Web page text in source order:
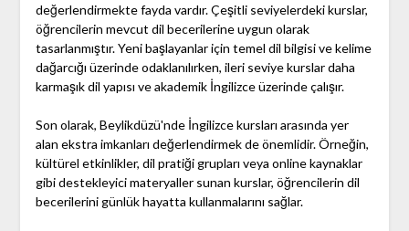
değerlendirmekte fayda vardır. Çeşitli seviyelerdeki kurslar,
öğrencilerin mevcut dil becerilerine uygun olarak
tasarlanmıştır. Yeni başlayanlar için temel dil bilgisi ve kelime
dağarcığı üzerinde odaklanılırken, ileri seviye kurslar daha
karmaşık dil yapısı ve akademik İngilizce üzerinde çalışır.
Son olarak, Beylikdüzü'nde İngilizce kursları arasında yer
alan ekstra imkanları değerlendirmek de önemlidir. Örneğin,
kültürel etkinlikler, dil pratiği grupları veya online kaynaklar
gibi destekleyici materyaller sunan kurslar, öğrencilerin dil
becerilerini günlük hayatta kullanmalarını sağlar.